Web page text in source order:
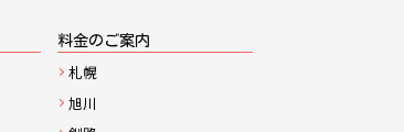
料金のご案内
札幌
旭川